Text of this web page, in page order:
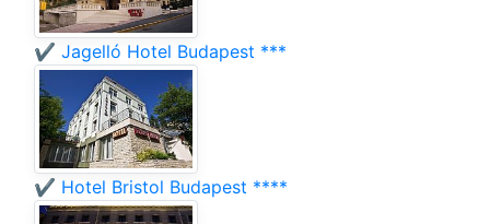
✔️ Jagelló Hotel Budapest ***
✔️ Hotel Bristol Budapest ****